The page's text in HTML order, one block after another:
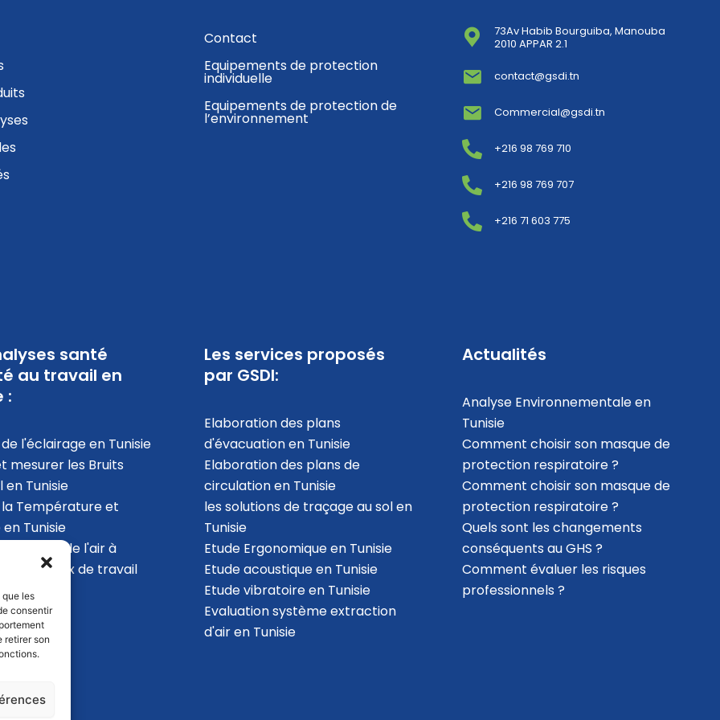
les
consentir
retirer son
Contact
Equipements de protection
individuelle
Equipements de protection de
l’environnement
73Av Habib Bourguiba, Manouba
2010 APPAR 2.1
contact@gsdi.tn
Commercial@gsdi.tn
+216 98 769 710
+216 98 769 707
+216 71 603 775
santé
au travail en
:
l'éclairage en Tunisie
mesurer les Bruits
en Tunisie
Température et
Tunisie
la qualité de l'air à
des locaux de travail
Les services proposés
par GSDI:
Elaboration des plans
d'évacuation​ en Tunisie
Elaboration des plans de
circulation en Tunisie
les solutions de traçage au sol en
Tunisie
Etude Ergonomique en Tunisie
Etude acoustique en Tunisie
Etude vibratoire en Tunisie
Evaluation système extraction
d'air en Tunisie
Actualités
Analyse Environnementale en
Tunisie
Comment choisir son masque de
protection respiratoire ?
Comment choisir son masque de
protection respiratoire ?
Quels sont les changements
conséquents au GHS ?
Comment évaluer les risques
professionnels ?